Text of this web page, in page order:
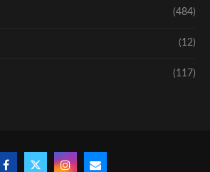
(484)
(12)
(117)